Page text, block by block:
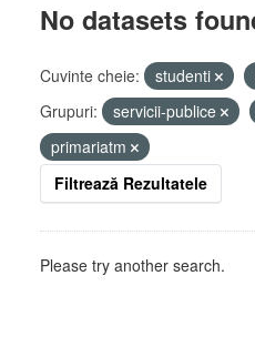
No datasets
Cuvinte cheie: studenti
Grupuri:
servicii-publice
primariatm
Filtrează Rezultatele
Please try another search.